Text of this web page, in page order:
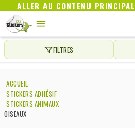
ALLER AU CONTENU PRINCIPAL
FILTRES
ACCUEIL
STICKERS ADHÉSIF
STICKERS ANIMAUX
OISEAUX